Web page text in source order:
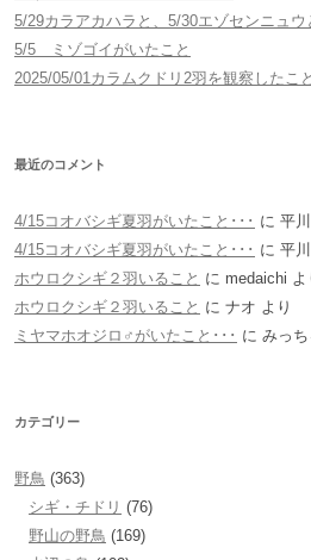
5/29カラアカハラと、5/30エゾセンニュウ
5/5 ミゾゴイがいたこと
2025/05/01カラムクドリ2羽を観察したこと
最近のコメント
4/15コオバシギ夏羽がいたこと･･･ に 平
4/15コオバシギ夏羽がいたこと･･･ に 平
ホウロクシギ２羽いること に medaichi よ
ホウロクシギ２羽いること に ナオ より
ミヤマホオジロ♂がいたこと･･･ に みっ
カテゴリー
野鳥 (363)
シギ・チドリ (76)
野山の野鳥 (169)